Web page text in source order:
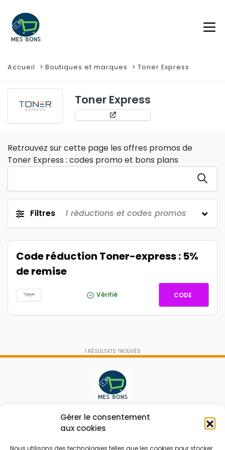
Gérer le consentement
aux cookies
Nous utilisons des technologies telles que les cookies pour stocker
Accueil Boutiques et marques Toner Express
Toner Express
Retrouvez sur cette page les offres promos de
Toner Express : codes promo et bons plans
Filtres 1 réductions et codes promos
Code réduction Toner-express : 5%
de remise
Vérifié TE-
CODE
1 RÉSULTATS TROUVÉS
Le prix peut être réduit !